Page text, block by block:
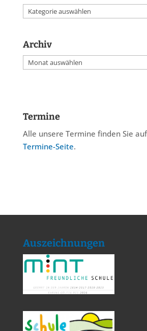
Kategorien
Archiv
Archiv
Termine
Alle unsere Termine finden Sie
Termine-Seite.
Auszeichnungen